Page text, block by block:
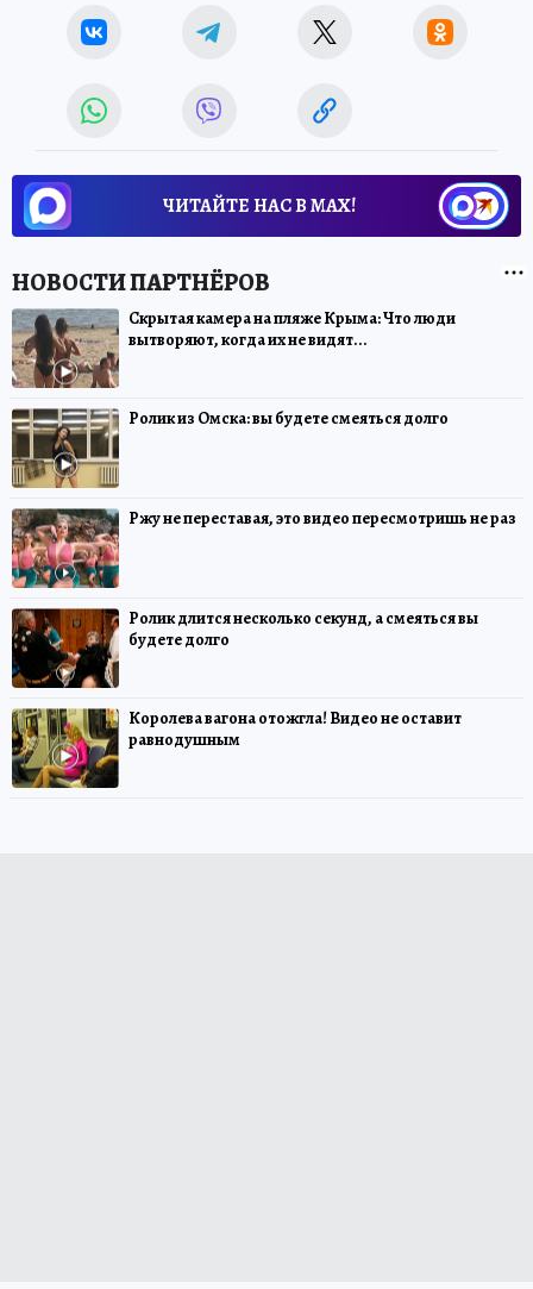
ЧИТАЙТЕ НАС В МАХ!
Скрытая камера на пляже Крыма: Что люди
вытворяют, когда их не видят...
Ролик из Омска: вы будете смеяться долго
Ржу не переставая, это видео пересмотришь не раз
Ролик длится несколько секунд, а смеяться вы
будете долго
Королева вагона отожгла! Видео не оставит
равнодушным